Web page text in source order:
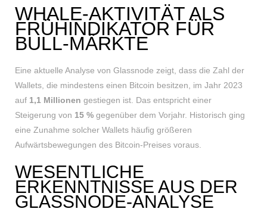
WHALE-AKTIVITÄT ALS
FRÜHINDIKATOR FÜR
BULL-MÄRKTE
Eine aktuelle Analyse von Glassnode zeigt, dass die Zahl der
Wallets, die mindestens einen Bitcoin besitzen, im Jahr 2023
auf 1,1 Millionen gestiegen ist. Das entspricht einer
Steigerung von 15 % gegenüber dem Vorjahr. Historisch ging
eine Zunahme solcher Wallets häufig größeren
Aufwärtsbewegungen des Bitcoin-Preises voraus.
WESENTLICHE
ERKENNTNISSE AUS DER
GLASSNODE-ANALYSE